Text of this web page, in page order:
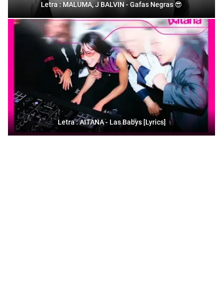
Letra : MALUMA, J BALVIN - Gafas Negras 😎
Letra : AITANA - Las Babys [Lyrics]